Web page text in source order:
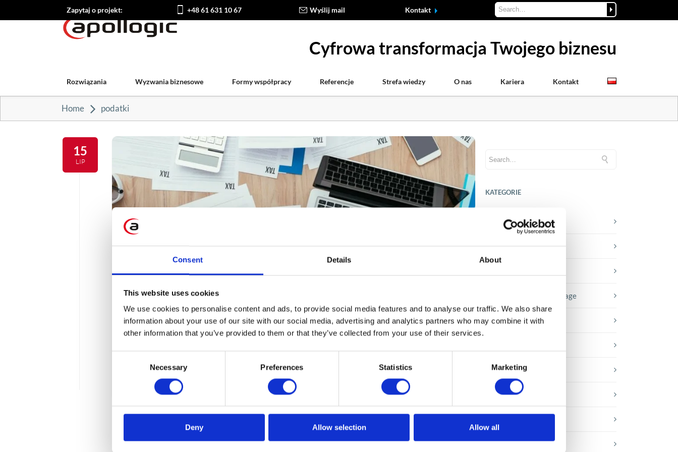
Consent Details About
This website uses cookies
We use cookies to personalise content and ads, to provide social media features and to analyse our traffic. We also share
information about your use of our site with our social media, advertising and analytics partners who may combine it with
other information that you’ve provided to them or that they’ve collected from your use of their services.
Necessary Preferences Statistics Marketing
Deny Allow selection Allow all
Zapytaj o projekt: +48 61 631 10 67 Wyślij mail Kontakt
Cyfrowa transformacja Twojego biznesu
Rozwiązania Wyzwania biznesowe Formy współpracy Referencje Strefa wiedzy O nas Kariera Kontakt
Home podatki
15
LIP
Korzyści wynikające z wdrożenia Jednolitego Pliku
Poruszając temat Jednolitego Pliku Kontrolnego zazwyczaj pisze się o utrudnieniach dla
przedsiębiorców związanych z obowiązkiem jego wprowadzenia. Do obaw związanych z
nim związanych należy między innymi nadmierna wgląd instytucji państwowych w
szczegółowe dane finansowe. Okazuje się jednak, że ta zmiana prawna może przynieść
również pozytywne konsekwencje.
1 min
KATEGORIE
Aktualności prawne
Baza wiedzy
Historie sukcesu front page
Inicjatywy pracowników
Porady karierowe
Rozwiązania Microsoft
Trendy w SAP-ie